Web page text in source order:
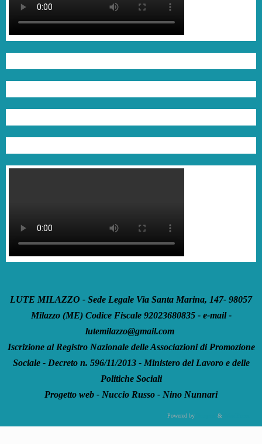
LUTE MILAZZO - Sede Legale Via Santa Marina, 147- 98057
Milazzo (ME) Codice Fiscale 92023680835 - e-mail -
lutemilazzo@gmail.com
Iscrizione al Registro Nazionale delle Associazioni di Promozione
Sociale - Decreto n. 596/11/2013 - Ministero del Lavoro e delle
Politiche Sociali
Progetto web - Nuccio Russo - Nino Nunnari
Powered by &